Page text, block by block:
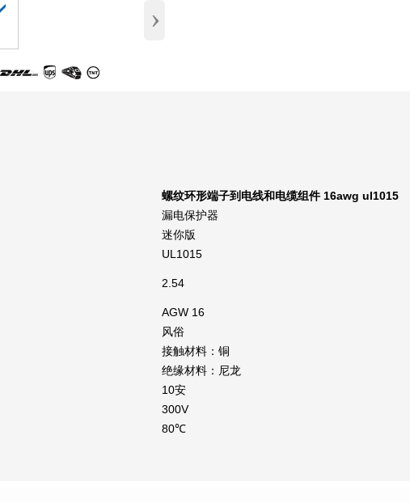
›
螺纹环形端子到电线和电缆组件 16awg ul1015
漏电保护器
迷你版
UL1015
2.54
AGW 16
风俗
接触材料：铜
绝缘材料：尼龙
10安
300V
80℃